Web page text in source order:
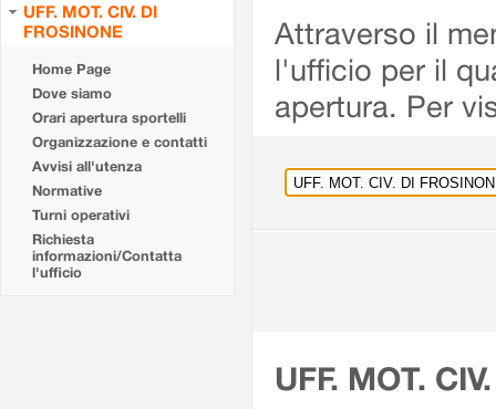
UFF. MOT. CIV. DI
FROSINONE
Home Page
Dove siamo
Orari apertura sportelli
Organizzazione e contatti
Avvisi all'utenza
Normative
Turni operativi
Richiesta
informazioni/Contatta
l'ufficio
Attraverso il
l'ufficio per il
apertura. Per
UFF. MOT.